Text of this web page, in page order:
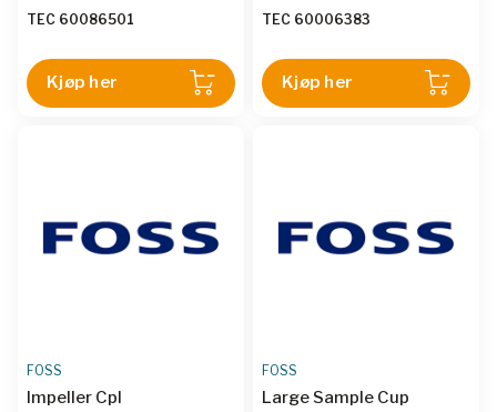
TEC 60086501
Kjøp her
TEC 60006383
Kjøp her
FOSS
Impeller Cpl
FOSS
Large Sample Cup